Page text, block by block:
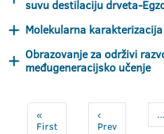
suvu destilaciju drveta-
Molekularna
Obrazovanje za održivi
međugeneracijsko učenje
«
First
‹
Prev
...